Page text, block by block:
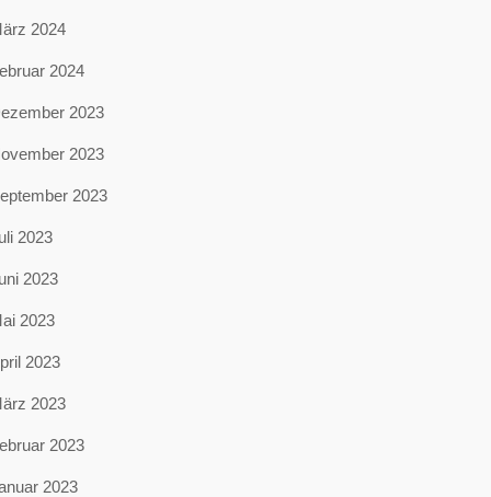
2024
2024
2023
2023
2023
2023
2023
2023
2023
2023
2023
2023